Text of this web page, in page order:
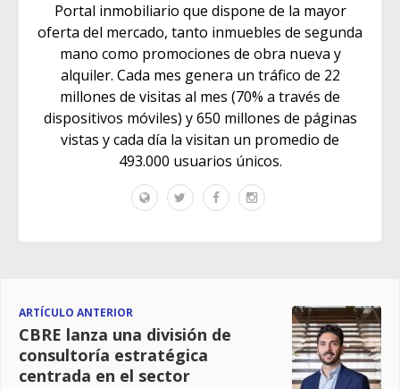
Portal inmobiliario que dispone de la mayor
oferta del mercado, tanto inmuebles de segunda
mano como promociones de obra nueva y
alquiler. Cada mes genera un tráfico de 22
millones de visitas al mes (70% a través de
dispositivos móviles) y 650 millones de páginas
vistas y cada día la visitan un promedio de
493.000 usuarios únicos.
ARTÍCULO ANTERIOR
CBRE lanza una división de
consultoría estratégica
centrada en el sector